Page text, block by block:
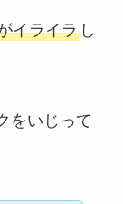
イライラし
をいじって